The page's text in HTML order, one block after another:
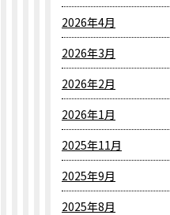
2026年4月
2026年3月
2026年2月
2026年1月
2025年11月
2025年9月
2025年8月